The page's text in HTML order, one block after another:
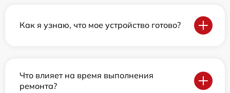
Как я узнаю, что мое устройство готово?
Что влияет на время выполнения
ремонта?